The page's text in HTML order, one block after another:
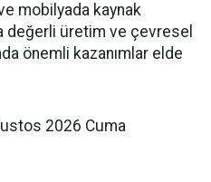
mobilyada kaynak
değerli üretim ve çevresel
önemli kazanımlar elde
2026 Cuma